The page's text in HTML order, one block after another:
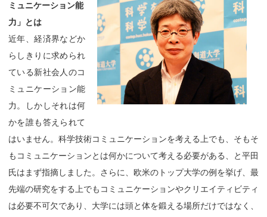
ミュニケーション能
力」とは
近年、経済界などか
らしきりに求められ
ている新社会人のコ
ミュニケーション能
力。しかしそれは何
かを誰も答えられて
はいません。科学技術コミュニケーションを考える上でも、そもそ
もコミュニケーションとは何かについて考える必要がある、と平田
氏はまず指摘しました。さらに、欧米のトップ大学の例を挙げ、最
先端の研究をする上でもコミュニケーションやクリエイティビティ
は必要不可欠であり、大学には頭と体を鍛える場所だけではなく、